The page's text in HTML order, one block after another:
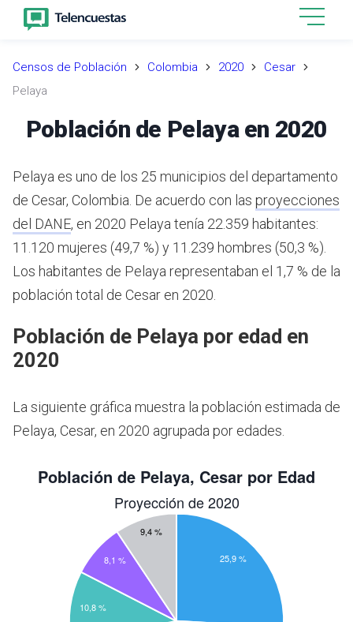
Censos de Población Colombia 2020
Cesar
Pelaya
Población de Pelaya en 2020
Pelaya es uno de los 25 municipios del departamento
de Cesar, Colombia. De acuerdo con las proyecciones
del DANE, en 2020 Pelaya tenía 22.359 habitantes:
11.120 mujeres (49,7 %) y 11.239 hombres (50,3 %).
Los habitantes de Pelaya representaban el 1,7 % de la
población total de Cesar en 2020.
Población de Pelaya por edad en
2020
La siguiente gráfica muestra la población estimada de
Pelaya, Cesar, en 2020 agrupada por edades.